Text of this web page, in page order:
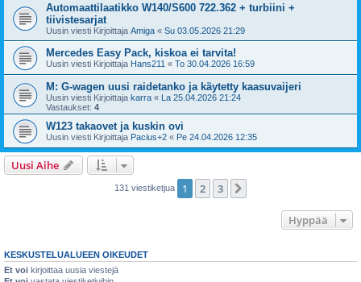
Automaattilaatikko W140/S600 722.362 + turbiini +
tiivistesarjat
Uusin viesti Kirjoittaja Amiga « Su 03.05.2026 21:29
Mercedes Easy Pack, kiskoa ei tarvita!
Uusin viesti Kirjoittaja Hans211 « To 30.04.2026 16:59
M: G-wagen uusi raidetanko ja käytetty kaasuvaijeri
Uusin viesti Kirjoittaja karra « La 25.04.2026 21:24
Vastaukset: 4
W123 takaovet ja kuskin ovi
Uusin viesti Kirjoittaja Pacius+2 « Pe 24.04.2026 12:35
Uusi Aihe
131 viestiketjua 1 2 3
Hyppää
KESKUSTELUALUEEN OIKEUDET
Et voi kirjoittaa uusia viestejä